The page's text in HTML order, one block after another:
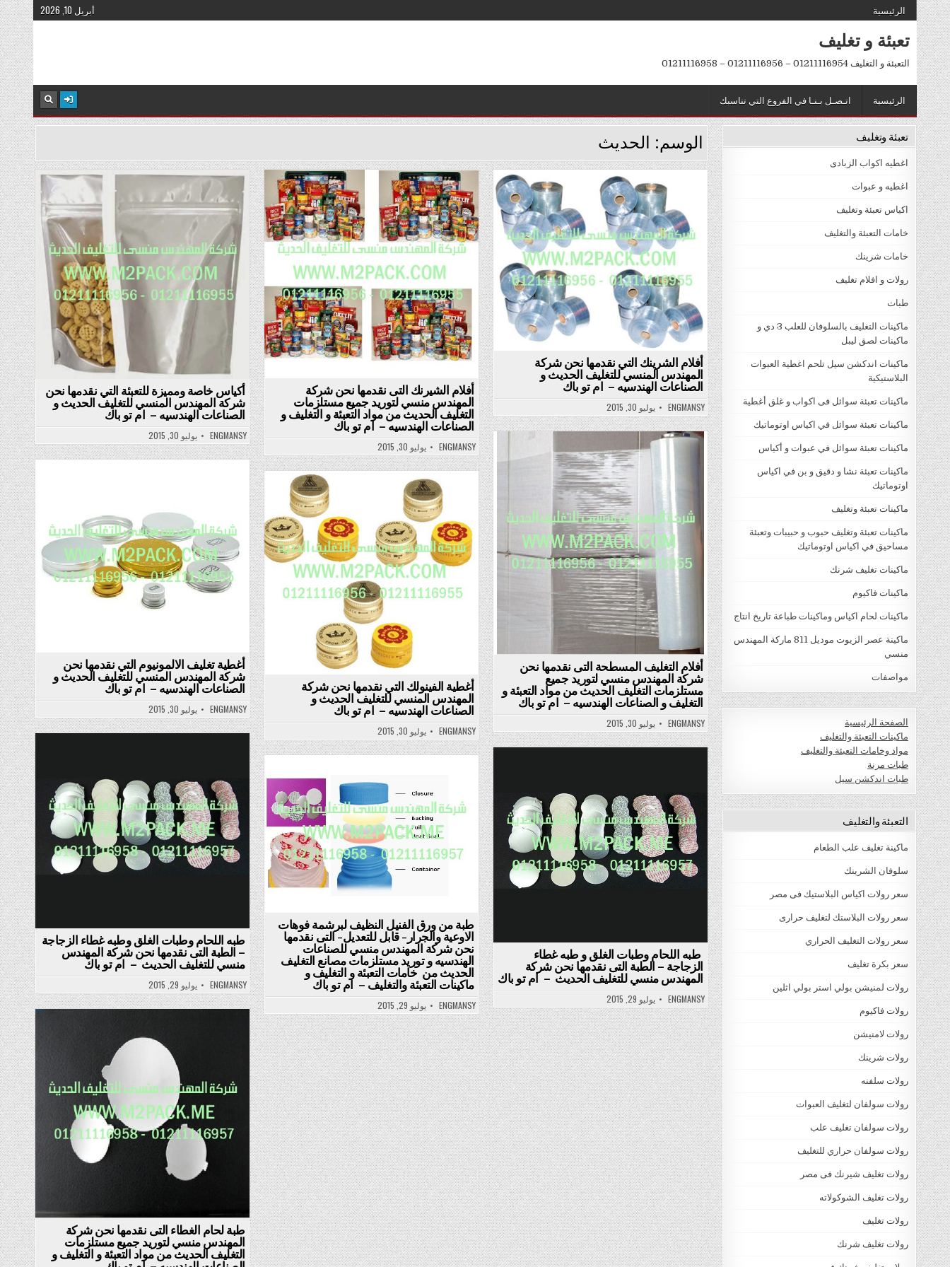
Skip
to
content
الرئيسية أبريل 10, 2026
تعبئة و تغليف
التعبئة و التغليف 01211116954 – 01211116956 – 01211116958
الرئيسية اتـصـل بـنـا في الفروع التي تناسبك
الوسم: الحديث
Posted
in
أكياس خاصة ومميزة للتعبئة التي نقدمها نحن
شركة المهندس المنسي للتغليف الحديث و
الصناعات الهندسيه – ام تو باك
ENGMANSY يوليو 30, 2015
Posted
in
أفلام الشيرنك التى نقدمها نحن شركة
المهندس منسي لتوريد جميع مستلزمات
التغليف الحديث من مواد التعبئة و التغليف و
الصناعات الهندسيه – ام تو باك
ENGMANSY يوليو 30, 2015
Posted
in
أفلام الشرينك التي نقدمها نحن شركة
المهندس المنسي للتغليف الحديث و
الصناعات الهندسيه – ام تو باك
ENGMANSY يوليو 30, 2015
Posted
أفلام التغليف المسطحة التى نقدمها نحن
شركة المهندس منسي لتوريد جميع
مستلزمات التغليف الحديث من مواد التعبئة و
التغليف و الصناعات الهندسيه – ام تو باك
ENGMANSY يوليو 30, 2015
أغطية تغليف الالمونيوم التي نقدمها نحن
شركة المهندس المنسي للتغليف الحديث و
الصناعات الهندسيه – ام تو باك
ENGMANSY يوليو 30, 2015
Posted
in
أغطية الفينولك التي نقدمها نحن شركة
المهندس المنسي للتغليف الحديث و
الصناعات الهندسيه – ام تو باك
ENGMANSY يوليو 30, 2015
in
طبه اللحام وطبات الغلق وطبه غطاء الزجاجة
– الطبة التى نقدمها نحن شركة المهندس
منسي للتغليف الحديث – ام تو باك
ENGMANSY يوليو 29, 2015
in
طبه اللحام وطبات الغلق و طبه غطاء
الزجاجة – الطبة التى نقدمها نحن شركة
المهندس منسي للتغليف الحديث – ام تو باك
ENGMANSY يوليو 29, 2015
Posted
in
طبة من ورق الفنيل النظيف لبرشمة فوهات
الاوعية والجرار- قابل للتعديل- التى نقدمها
نحن شركة المهندس منسي للصناعات
الهندسيه و توريد مستلزمات مصانع التغليف
الحديث من خامات التعبئة و التغليف و
ماكينات التعبئة والتغليف – ام تو باك
ENGMANSY يوليو 29, 2015
Posted
طبة لحام الغطاء التى نقدمها نحن شركة
المهندس منسي لتوريد جميع مستلزمات
التغليف الحديث من مواد التعبئة و التغليف و
تعبئة وتغليف
اغطيه اكواب الزبادى
اغطيه و عبوات
اكياس تعبئة وتغليف
خامات التعبئة والتغليف
خامات شرينك
رولات و افلام تغليف
طبات
ماكينات التغليف بالسلوفان للعلب 3 دي و
ماكينات لصق ليبل
ماكينات اندكشن سيل تلحم اغطية العبوات
البلاستيكية
ماكينات تعبئة سوائل فى اكواب و غلق أغطية
ماكينات تعبئة سوائل في اكياس اوتوماتيك
ماكينات تعبئة سوائل في عبوات و أكياس
ماكينات تعبئة نشا و دقيق و بن في اكياس
اوتوماتيك
ماكينات تعبئة وتغليف
ماكينات تعبئة وتغليف حبوب و حبيبات وتعبئة
مساحيق في اكياس اوتوماتيك
ماكينات تغليف شرنك
ماكينات فاكيوم
ماكينات لحام اكياس وماكينات طباعة تاريخ انتاج
ماكينة عصر الزيوت موديل 811 ماركة المهندس
منسي
مواصفات
الصفحة الرئيسية
ماكينات التعبئة والتغليف
مواد وخامات التعبئة والتغليف
طبات مرنة
طبات اندكشن سيل
التعبئة والتغليف
ماكينة تغليف علب الطعام
سلوفان الشرينك
سعر رولات اكياس البلاستيك فى مصر
سعر رولات البلاستك لتغليف حرارى
سعر رولات التغليف الحراري
سعر بكرة تغليف
رولات لمنيشن بولي استر بولي اثلين
رولات فاكيوم
رولات لامنيشن
رولات شرينك
رولات سلفنه
رولات سولفان لتغليف العبوات
رولات سولفان تغليف علب
رولات سولفان حراري للتغليف
رولات تغليف شيرنك فى مصر
رولات تغليف الشوكولاته
رولات تغليف
رولات تغليف شرنك